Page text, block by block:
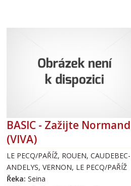
BASIC - Zažijte
(VIVA)
LE PECQ/PAŘÍŽ, ROUEN,
ANDELYS, VERNON, LE PECQ/PAŘÍŽ
Řeka: Seina